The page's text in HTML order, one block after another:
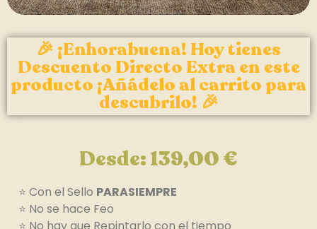
🎉 ¡Enhorabuena! Hoy tienes
Descuento Directo Extra en este
producto ¡Añádelo al carrito para
descubrilo! 🎉
Desde:139,00€
⭐ Con el Sello PARASIEMPRE
⭐ No se hace Feo